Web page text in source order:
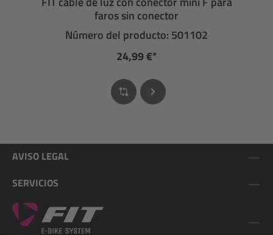
faros sin conector
Número del producto: 501102
24,99 €*
AVISO LEGAL
SERVICIOS